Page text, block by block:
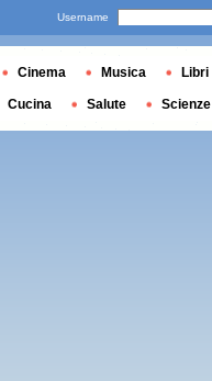
Username
Cinema Musica Libri
Cucina Salute Scienze